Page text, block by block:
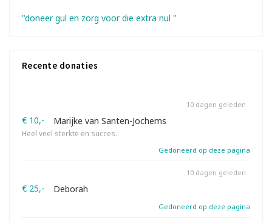
"doneer gul en zorg voor die extra nul "
Recente donaties
€ 10,- Marijke van Santen-Jochems
Heel veel sterkte en succes.
10 dagen geleden
Gedoneerd op deze pagina
€ 25,- Deborah
10 dagen geleden
Gedoneerd op deze pagina